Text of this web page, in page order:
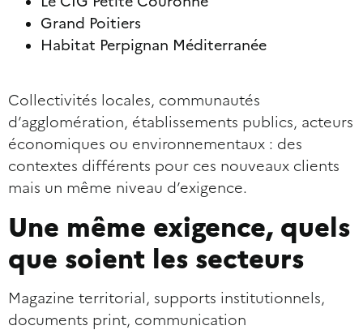
Grand Poitiers
Habitat Perpignan Méditerranée
Collectivités locales, communautés
d’agglomération, établissements publics, acteurs
économiques ou environnementaux : des
contextes différents pour ces nouveaux clients
mais un même niveau d’exigence.
Une même exigence, quels
que soient les secteurs
Magazine territorial, supports institutionnels,
documents print, communication